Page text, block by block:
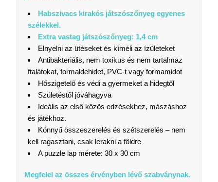
Habszivacs kirakós játszószőnyeg egyenes
szélekkel.
Extra vastag játszószőnyeg: 1,4 cm
Elnyelni az ütéseket és kíméli az ízületeket
Antibakteriális, nem toxikus és nem tartalmaz
ftalátokat, formaldehidet, PVC-t vagy formamidot
Hőszigetelő és védi a gyermeket a hidegtől
Születéstől jóváhagyva
Ideális az első közös edzésekhez, mászáshoz
és játékhoz.
Könnyű összeszerelés és szétszerelés – nem
kell ragasztani, csak lerakni a földre
A puzzle lap mérete: 30 x 30 cm
Megfelel az összes érvényben lévő szabványnak.